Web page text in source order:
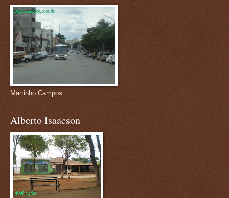
Martinho Campos
Alberto Isaacson